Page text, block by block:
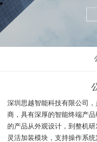
深圳思越智能科技有限公司
商，具有深厚的智能终端产
的产品从外观设计，到整机
灵活加装模块，支持操作系